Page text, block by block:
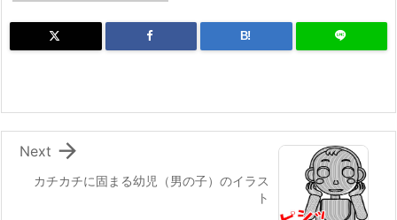
B!
カチカチに固まる幼児（男の子）のイラス
ト

Next